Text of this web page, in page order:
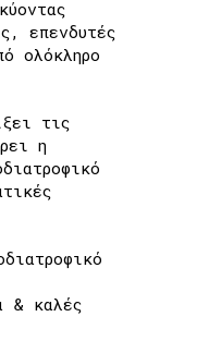
επενδυτές
ολόκληρο
τις
η
& καλές